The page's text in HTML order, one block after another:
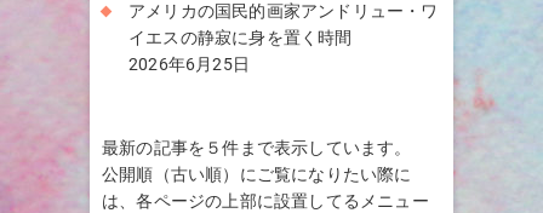
アメリカの国民的画家アンドリュー・ワ
イエスの静寂に身を置く時間
2026年6月25日
最新の記事を５件まで表示しています。
公開順（古い順）にご覧になりたい際に
は、各ページの上部に設置してるメニュー